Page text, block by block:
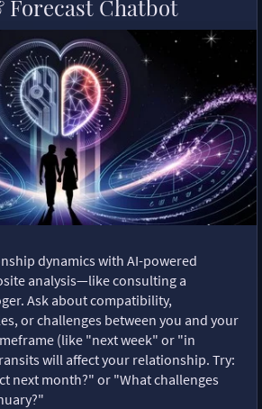
Forecast Chatbot
dynamics with AI-powered
analysis—like consulting a
Ask about compatibility,
or challenges between you and your
(like "next week" or "in
will affect your relationship. Try:
next month?" or "What challenges